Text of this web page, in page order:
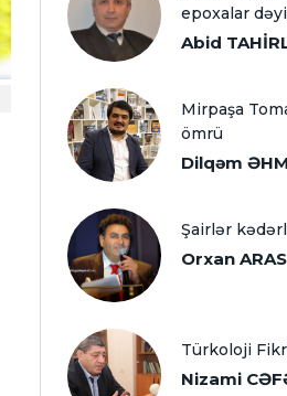
epoxalar
Abid
Mirpaşa
ömrü
Dilqəm
Şairlər
Orxan ARAS
Türkoloji
Nizami